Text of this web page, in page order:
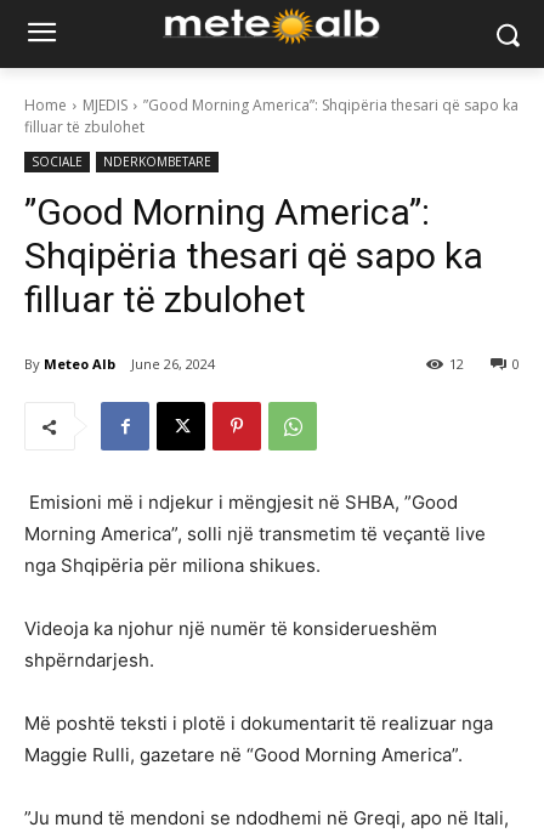
Home MJEDIS
”Good Morning America”: Shqipëria thesari që sapo ka
filluar të zbulohet
SOCIALE NDERKOMBETARE
”Good Morning America”:
Shqipëria thesari që sapo ka
filluar të zbulohet
By Meteo Alb June 26, 2024 0
12
Emisioni më i ndjekur i mëngjesit në SHBA, ”Good
Morning America”, solli një transmetim të veçantë live
nga Shqipëria për miliona shikues.
Videoja ka njohur një numër të konsiderueshëm
shpërndarjesh.
Më poshtë teksti i plotë i dokumentarit të realizuar nga
Maggie Rulli, gazetare në “Good Morning America”.
”Ju mund të mendoni se ndodhemi në Greqi, apo në Itali,